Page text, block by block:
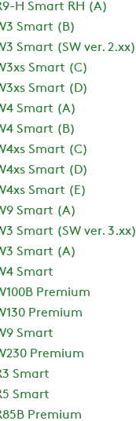
H Smart RH (A)
Smart (B)
Smart (SW ver. 2.xx)
Smart (C)
Smart (D)
Smart (A)
Smart (B)
Smart (C)
Smart (D)
Smart (E)
Smart (A)
Smart (SW ver. 3.xx)
Smart (A)
Smart
Premium
Premium
Smart
Premium
Smart
Smart
Premium